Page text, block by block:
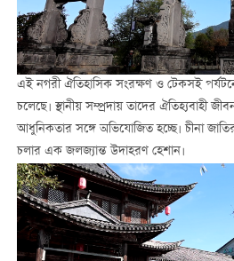
এই নগরী ঐতিহাসিক সংরক্ষণ ও টেকসই
চলেছে। স্থানীয় সম্প্রদায় তাদের ঐতিহ্যবাহী
আধুনিকতার সঙ্গে অভিযোজিত হচ্ছে। চীনা
চলার এক জলজ্যান্ত উদাহরণ হেশান।